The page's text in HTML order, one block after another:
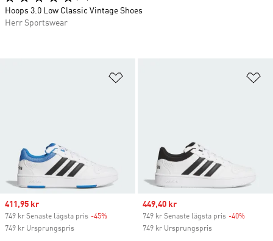
Sale price
411,95 kr
749 kr Senaste lägsta pris -45%
749 kr Ursprungspris
Sale price
449,40 kr
749 kr Senaste lägsta pris -40%
749 kr Ursprungspris
Hoops 3.0 Low Classic Vintage Shoes
Herr Sportswear